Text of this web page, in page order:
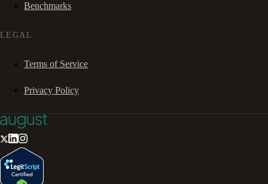
Benchmarks
LEGAL
Terms of Service
Privacy Policy